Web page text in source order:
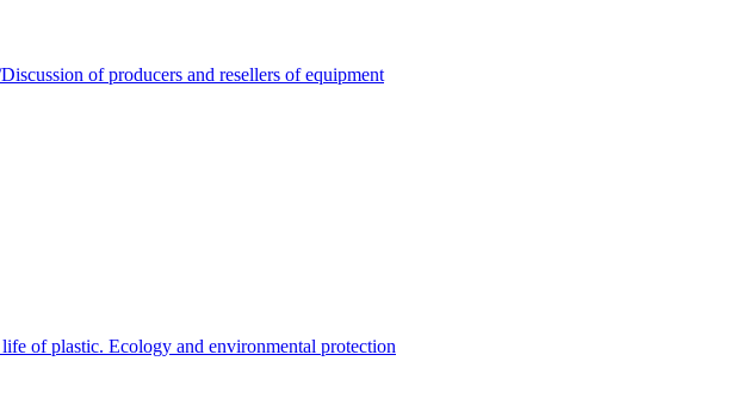
of producers and resellers of equipment
of plastic. Ecology and environmental protection